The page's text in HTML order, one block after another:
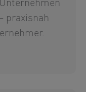
praxisnah